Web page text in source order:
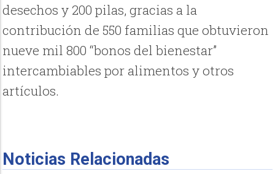
desechos y 200 pilas, gracias a la
contribución de 550 familias que obtuvieron
nueve mil 800 “bonos del bienestar”
intercambiables por alimentos y otros
artículos.
Noticias Relacionadas